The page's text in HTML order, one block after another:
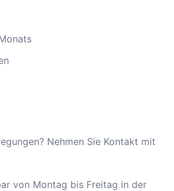
Nehmen Sie Kontakt mit
von Montag bis Freitag in der